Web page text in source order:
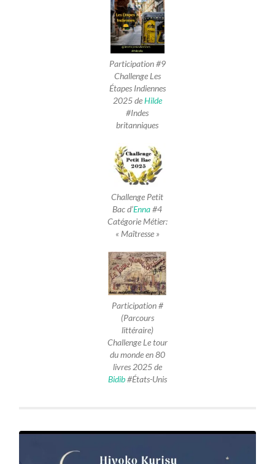
Participation #9
Challenge Les
Étapes Indiennes
2025 deHilde
#Indes
britanniques
Challenge Petit
Bac d’Enna#4
Catégorie Métier:
« Maîtresse »
Participation #
(Parcours
littéraire)
Challenge Le tour
du monde en 80
livres 2025 de
Bidib#États-Unis